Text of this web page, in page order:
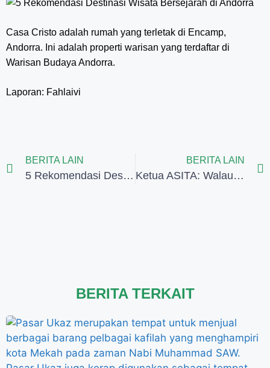
Casa Cristo adalah rumah yang terletak di Encamp,
Andorra. Ini adalah properti warisan yang terdaftar di
Warisan Budaya Andorra.
Laporan: Fahlaivi
BERITA LAIN
5 Rekomendasi Destinasi Wisata Alam Menakjubkan di Andorra
BERITA LAIN
Ketua ASITA: Walau Erupsi Gunung Agung, Bali Aman Dikunjungi
BERITA TERKAIT